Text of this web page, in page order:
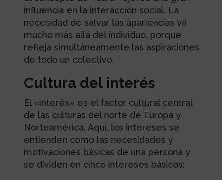
influencia en la interacción social. La
necesidad de salvar las apariencias va
mucho más allá del individuo, porque
refleja simultáneamente las aspiraciones
de todo un colectivo.
Cultura del interés
El «interés» es el factor cultural central
de las culturas del norte de Europa y
Norteamérica. Aquí, los intereses se
entienden como las necesidades y
motivaciones básicas de una persona y
se dividen en cinco intereses básicos: